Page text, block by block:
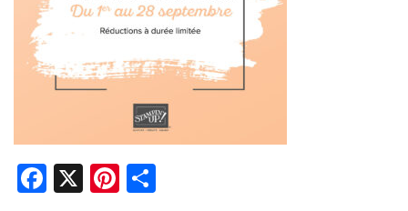
Facebook
X Pinterest